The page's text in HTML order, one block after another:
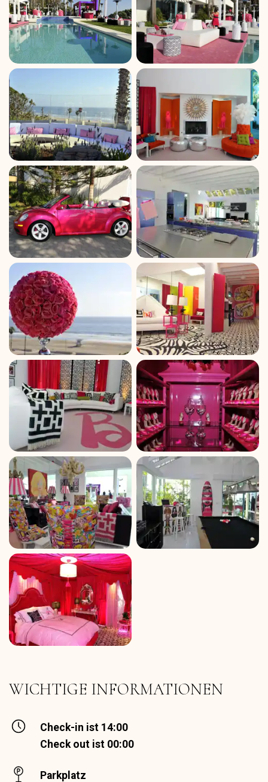
WICHTIGE INFORMATIONEN
Check-in ist 14:00
Check out ist 00:00
Parkplatz